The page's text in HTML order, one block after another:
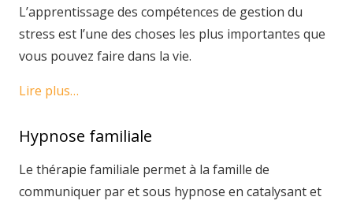
L’apprentissage des compétences de gestion du
stress est l’une des choses les plus importantes que
vous pouvez faire dans la vie.
Lire plus…
Hypnose familiale
Le thérapie familiale permet à la famille de
communiquer par et sous hypnose en catalysant et